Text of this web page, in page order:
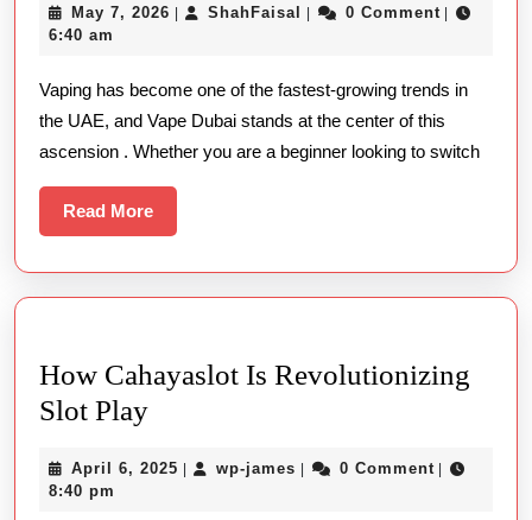
A
Guide
For
Vaping
The
Uae
May 7, 2026 May
| ShahFaisal ShahFaisal
| 0 Comment |
6:40 am
Vaping has become one of the fastest-growing trends in
the UAE, and Vape Dubai stands at the center of this
ascension . Whether you are a beginner looking to switch
Read MoreRead
More
How Cahayaslot Is Revolutionizing
Slot PlayHow
Is
April 6, 2025 April
| wp-james wp-
| 0 Comment |
8:40 pm